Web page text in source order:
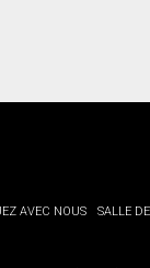
AVEC NOUS SALLE